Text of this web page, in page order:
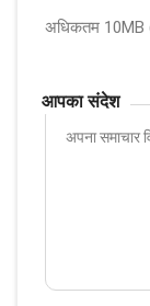
अधिकतम 10MB
आपका संदेश